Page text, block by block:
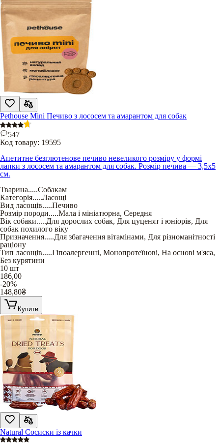
Pethouse Mini Печиво з лососем та амарантом для собак
547
Код товару: 19595
Апетитне безглютенове печиво невеликого розміру у формі
лапки з лососем та амарантом для собак. Розмір печива — 3,5х5
см.
Тварина.....Собакам
Категорія.....Ласощі
Вид ласощів.....Печиво
Розмір породи.....Мала і мініатюрна, Середня
Вік собаки.....Для дорослих собак, Для цуценят і юніорів, Для
собак похилого віку
Призначення.....Для збагачення вітамінами, Для різноманітності
раціону
Тип ласощів.....Гіпоалергенні, Монопротеїнові, На основі м'яса,
Без курятини
10 шт
186,00
-20%
148,80₴
Купити
Natural Сосиски із качки